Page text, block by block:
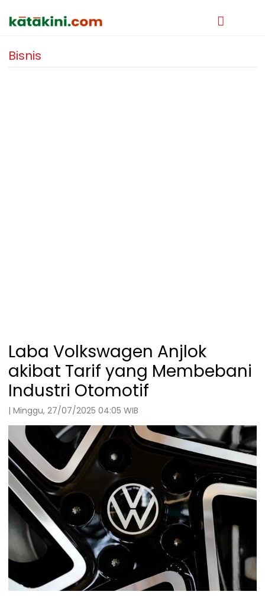
Bisnis
Laba Volkswagen Anjlok
akibat Tarif yang Membebani
Industri Otomotif
| Minggu, 27/07/2025 04:05 WIB